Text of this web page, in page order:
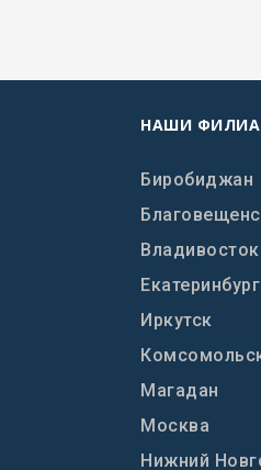
НАШИ
Биробиджан
Владивосток
Екатеринбург
Иркутск
Магадан
Москва
Нижний